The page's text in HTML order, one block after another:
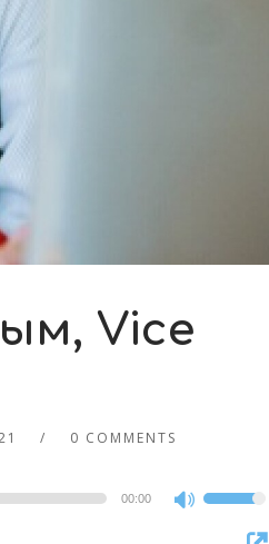
Vice
0 COMMENTS
00:00
Use
Up/Down